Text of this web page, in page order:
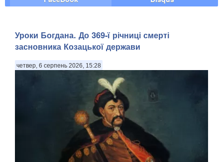
Уроки Богдана. До 369-ї річниці смерті
засновника Козацької держави
четвер, 6 серпень 2026, 15:28